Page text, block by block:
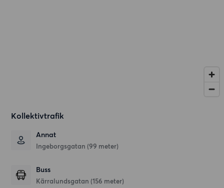
Kollektivtrafik
Annat
Ingeborgsgatan (99 meter)
Buss
Kärralundsgatan (156 meter)